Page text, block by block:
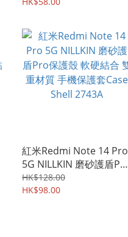
紅米Redmi Note 14 Pro
5G NILLKIN 磨砂護盾Pro
保護殼 軟硬結合 雙重材
質 手機保護套Case Shell
HK$128.00
HK$98.00